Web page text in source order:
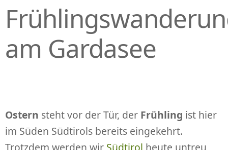
am Gardasee
Ostern steht vor der Tür, der Frühling ist hier
im Süden Südtirols bereits eingekehrt.
Trotzdem werden wir Südtirol heute untreu